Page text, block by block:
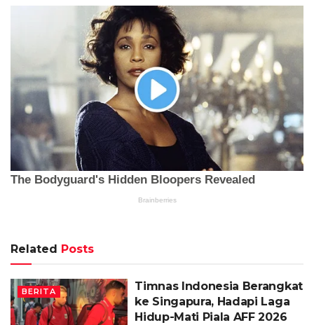
Related Posts
BERITA
Timnas Indonesia Berangkat
ke Singapura, Hadapi Laga
Hidup-Mati Piala AFF 2026